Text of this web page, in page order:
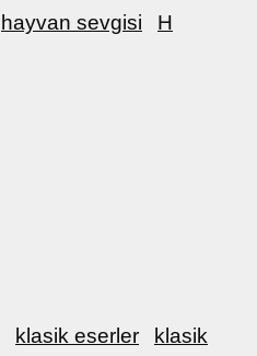
hayvan sevgisi H
klasik eserler klasik